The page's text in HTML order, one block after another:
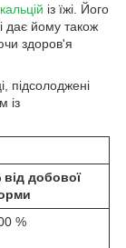
кальцій із їжі. Його
дає йому також
здоров'я
підсолоджені
із
від добової
%